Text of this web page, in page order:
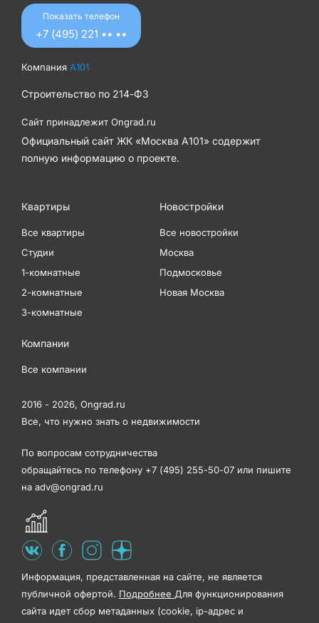
Показать телефон
+7 (495) 221 •• ••
Компания А101
Строительство по 214-ФЗ
Сайт принадлежит Ongrad.ru
Официальный сайт ЖК «Москва А101» содержит
полную информацию о проекте.
Квартиры
Все квартиры
Студии
1-комнатные
2-комнатные
3-комнатные
Новостройки
Все новостройки
Москва
Подмосковье
Новая Москва
Компании
Все компании
2016 - 2026, Ongrad.ru
Все, что нужно знать о недвижимости
По вопросам сотрудничества
обращайтесь по телефону +7 (495) 255-50-07 или пишите
на adv@ongrad.ru
Информация, представленная на сайте, не является
публичной офертой. Подробнее Для функционирования
сайта идет сбор метаданных (cookie, ip-адрес и